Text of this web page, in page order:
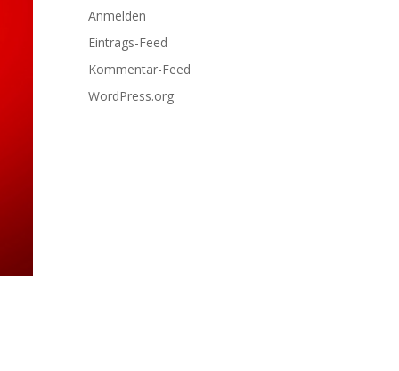
Anmelden
Eintrags-Feed
Kommentar-Feed
WordPress.org